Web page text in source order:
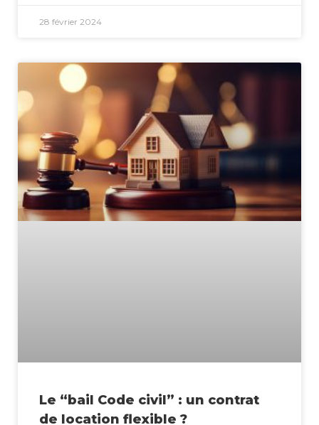
28 février 2024
Le “bail Code civil” : un contrat
de location flexible ?